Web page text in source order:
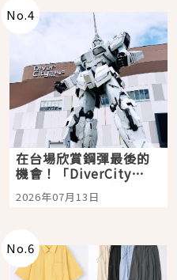
No.4
在台場欣賞鋼彈最後的
機會！「DiverCity
Tokyo Plaza」搭船、
購物、美食及夜景，一
2026年07月13日
No.6